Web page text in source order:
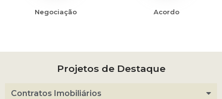
Negociação Acordo
Projetos de Destaque
Contratos Imobiliários